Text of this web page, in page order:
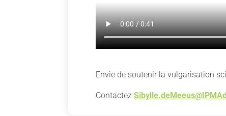
Envie de soutenir la vulgarisation
Contactez